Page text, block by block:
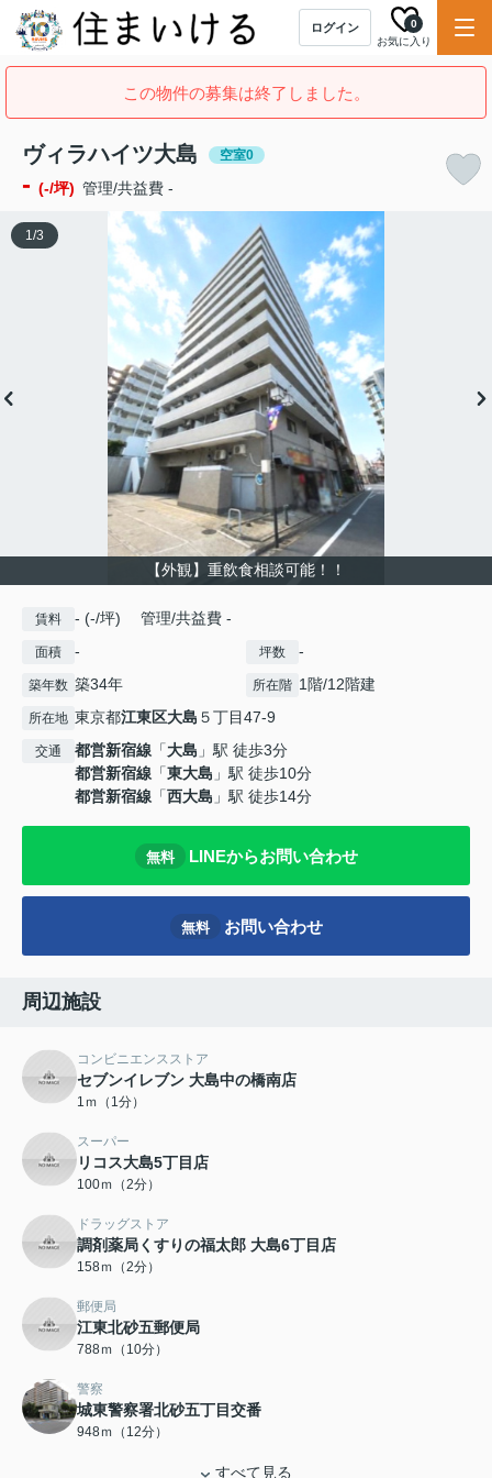
ログイン
お気に入り
0
この物件の募集は終了しました。
ヴィラハイツ大島 空室0
- (-/坪) 管理/共益費 -
【外観】重飲食相談可能！！
1/3
賃料 - (-/坪) 管理/共益費 -
面積 - 坪数 -
築年数 築34年 所在階 1階/12階建
所在地 東京都江東区大島 ５丁目47-9
交通 都営新宿線 「大島 」駅 徒歩3分
都営新宿線 「東大島 」駅 徒歩10分
都営新宿線 「西大島 」駅 徒歩14分
無料 LINEからお問い合わせ
無料 お問い合わせ
周辺施設
コンビニエンスストア
セブンイレブン 大島中の橋南店
1ｍ（1分）
スーパー
リコス大島5丁目店
100ｍ（2分）
ドラッグストア
調剤薬局くすりの福太郎 大島6丁目店
158ｍ（2分）
郵便局
江東北砂五郵便局
788ｍ（10分）
警察
城東警察署北砂五丁目交番
948ｍ（12分）
すべて見る